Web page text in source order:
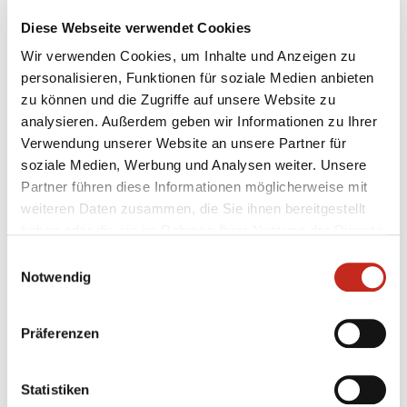
Diese Webseite verwendet Cookies
Wir verwenden Cookies, um Inhalte und Anzeigen zu
personalisieren, Funktionen für soziale Medien anbieten
zu können und die Zugriffe auf unsere Website zu
analysieren. Außerdem geben wir Informationen zu Ihrer
Verwendung unserer Website an unsere Partner für
soziale Medien, Werbung und Analysen weiter. Unsere
Partner führen diese Informationen möglicherweise mit
weiteren Daten zusammen, die Sie ihnen bereitgestellt
Notwendig
Präferenzen
Statistiken
Spielfilm:0:2 (5.), 2:2 (7.), 2:4 (12.), 3:4 (15.), 3:5 (16.), 4:5
(HZ)
5:5 (22.), 5:6 (23.), 8:6 (26.), 8:8 (32.), 9:8 (32.), 9:9 (33.), 10:9
(33.), 10:10 (35.), 13:10 (37.), 13:11 (38.), 14:11 (38.), 14:12
(39.), 15:12 (EN)
Füchse Berlin Â– VfL Gummersbach 17 : 21 ( 11 : 10 )
Stochl (1.-60. Minute, 8 Paraden)
Veta 3, Stelmokas 3, Brack 3/2, Roemling 2, Prokopec 2,
Hartensuer 1, Wilczynski 1, Detlof 1, Schumann 1,
Pieper, Julius (ne)
Siebenmeter: 2/2